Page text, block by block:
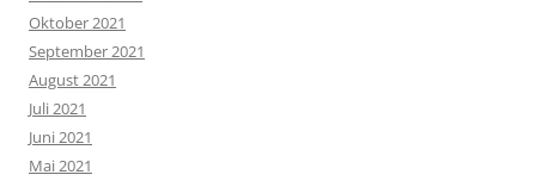
Oktober 2021
September 2021
August 2021
Juli 2021
Juni 2021
Mai 2021